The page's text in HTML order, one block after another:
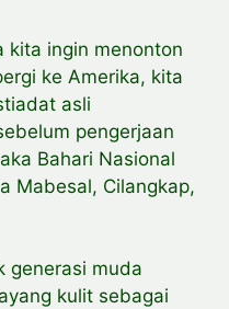
kita ingin menonton
ke Amerika, kita
asli
pengerjaan
Bahari Nasional
Mabesal, Cilangkap,
generasi muda
kulit sebagai